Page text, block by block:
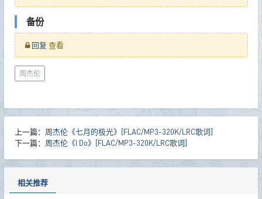
备份
回复 查看
周杰伦
上一篇： 周杰伦《七月的极光》[FLAC/MP3-320K/LRC歌词]
下一篇： 周杰伦《I Do》[FLAC/MP3-320K/LRC歌词]
相关推荐